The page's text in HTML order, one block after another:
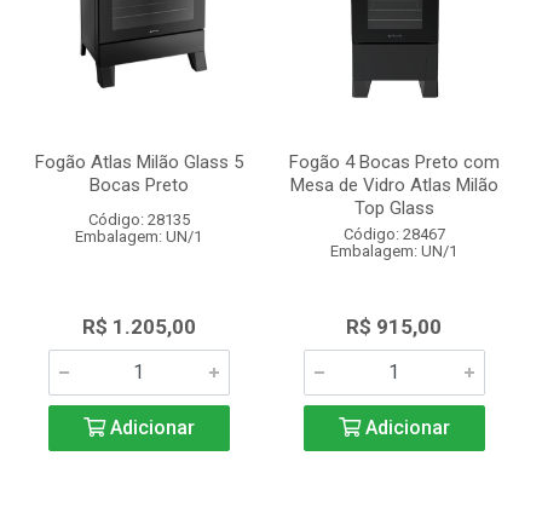
Fogão Atlas Milão Glass 5
Bocas Preto
Código: 28135
Embalagem: UN/1
R$ 1.205,00
Adicionar
Fogão 4 Bocas Preto com
Mesa de Vidro Atlas Milão
Top Glass
Código: 28467
Embalagem: UN/1
R$ 915,00
Adicionar